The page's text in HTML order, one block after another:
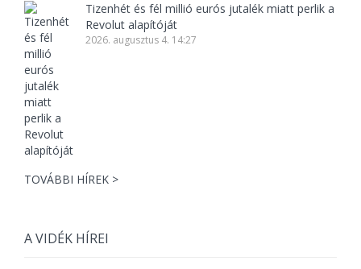
Tizenhét és fél millió eurós jutalék miatt perlik a
Revolut alapítóját
2026. augusztus 4. 14:27
TOVÁBBI HÍREK >
A VIDÉK HÍREI